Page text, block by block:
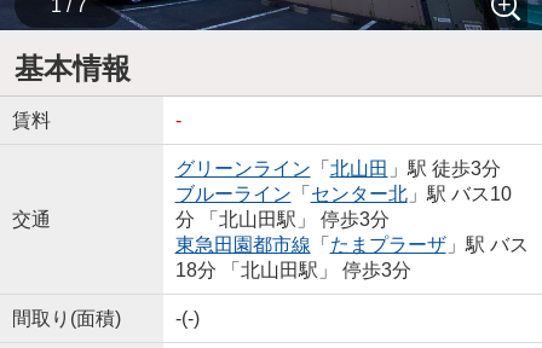
1 / 7
基本情報
賃料 -
交通
グリーンライン 「 北山田 」駅 徒歩3分
ブルーライン 「 センター北」駅 バス10
分 「北山田駅」 停歩3分
東急田園都市線 「 たまプラーザ」駅 バス
18分 「北山田駅」 停歩3分
間取り(面積) -(-)